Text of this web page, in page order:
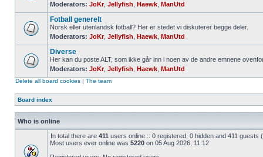
Moderators: JoKr, Jellyfish Haewk ManUtd
Fotball generelt
Norsk eller utenlandsk fotball? Her er stedet vi diskuterer begge deler.
Moderators: JoKr, Jellyfish Haewk ManUtd
Diverse
Her kan du poste ALT, som ikke går inn i noen av de andre emnene
Moderators: JoKr, Jellyfish Haewk ManUtd
Delete all board cookies | The team
Board index
Who is online
In total there are 411 users online :: 0 registered, 0 hidden and 411
Most users ever online was 5220 on 05 Aug 2026, 11:12